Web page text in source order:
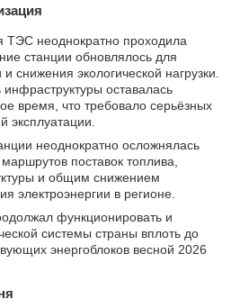
ТЭС неоднократно проходила
станции обновлялось для
снижения экологической нагрузки.
оставалась
время, что требовало серьёзных
эксплуатации.
неоднократно осложнялась
поставок топлива,
и общим снижением
электроэнергии в регионе.
функционировать и
системы страны вплоть до
энергоблоков весной 2026